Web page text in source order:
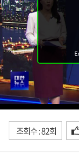
조회수 : 82회